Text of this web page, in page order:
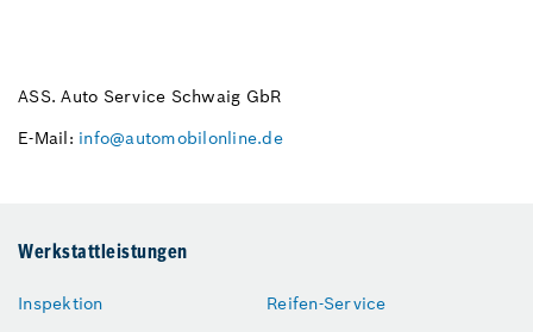
ASS. Auto Service Schwaig GbR
E-Mail: info@automobilonline.de
Werkstattleistungen
Inspektion
Reifen-Service